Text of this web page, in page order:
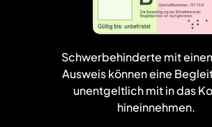
Schwerbehinderte mit
Ausweis können eine
unentgeltlich mit in das
hineinnehmen.